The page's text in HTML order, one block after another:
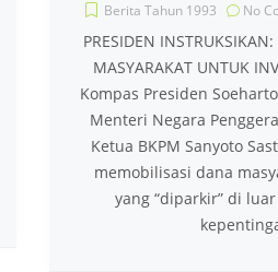
Berita Tahun 1993 No
PRESIDEN
MASYARAKAT UNTUK
Kompas Presiden
Menteri Negara
Ketua BKPM Sanyoto
memobilisasi dana
yang “diparkir” di